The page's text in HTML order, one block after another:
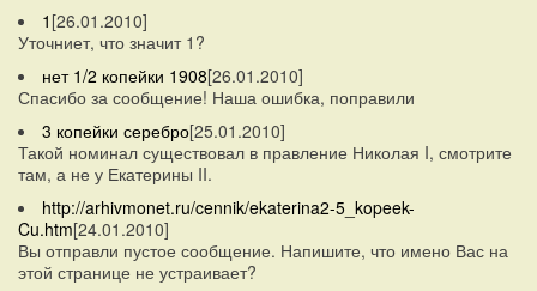
1 [26.01.2010]
Уточниет, что значит 1?
нет 1/2 копейки 1908[26.01.2010]
Спасибо за сообщение! Наша ошибка, поправили
3 копейки серебро[25.01.2010]
Такой номинал существовал в правление Николая I, смотрите
там, а не у Екатерины II.
http://arhivmonet.ru/cennik/ekaterina2-5_kopeek-
Cu.htm[24.01.2010]
Вы отправли пустое сообщение. Напишите, что имено Вас на
этой странице не устраивает?